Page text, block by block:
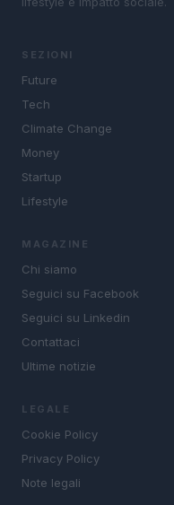
SEZIONI
Future
Tech
Climate Change
Money
Startup
Lifestyle
MAGAZINE
Chi siamo
Seguici su Facebook
Seguici su Linkedin
Contattaci
Ultime notizie
LEGALE
Cookie Policy
Privacy Policy
Note legali